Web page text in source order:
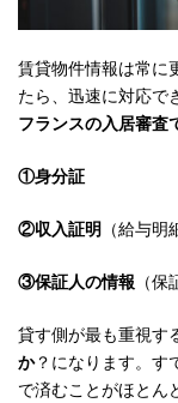
賃貸物件情報は常に
たら、迅速に対応で
フランスの入居審査
①身分証
②収入証明 （給与
③保証人の情報 （
貸す側が最も重視す
か？になります。す
で済むことがほとん